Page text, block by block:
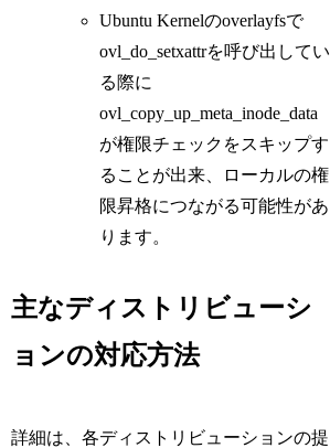
Ubuntu Kernelのoverlayfsで
ovl_do_setxattrを呼び出してい
る際に
ovl_copy_up_meta_inode_data
が権限チェックをスキップす
ることが出来、ローカルの権
限昇格につながる可能性があ
ります。
主なディストリビューシ
ョンの対応方法
詳細は、各ディストリビューションの提